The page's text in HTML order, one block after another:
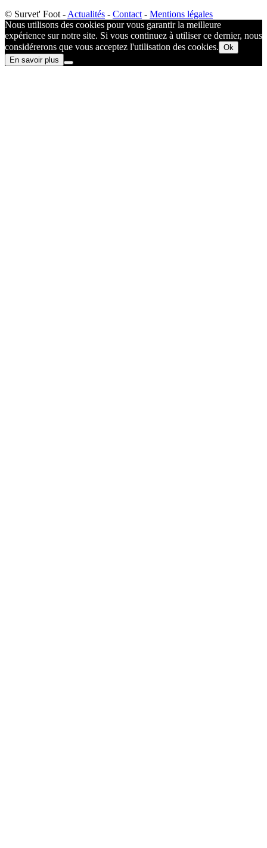
© Survet' Foot - Actualités - Contact - Mentions légales
Nous utilisons des cookies pour vous garantir la meilleure
expérience sur notre site. Si vous continuez à utiliser ce dernier, nous
considérerons que vous acceptez l'utilisation des cookies. Ok
En savoir plus